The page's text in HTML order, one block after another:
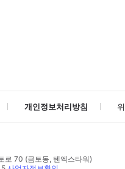
개인정보처리방침
로 70 (금토동, 텐엑스타워)